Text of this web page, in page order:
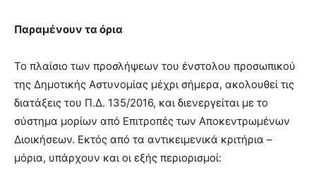
Παραμένουν τα όρια
Το πλαίσιο των προσλήψεων του ένστολου προσωπικού
της Δημοτικής Αστυνομίας μέχρι σήμερα, ακολουθεί τις
διατάξεις του Π.Δ. 135/2016, και διενεργείται με το
σύστημα μορίων από Επιτροπές των Αποκεντρωμένων
Διοικήσεων. Εκτός από τα αντικειμενικά κριτήρια –
μόρια, υπάρχουν και οι εξής περιορισμοί: